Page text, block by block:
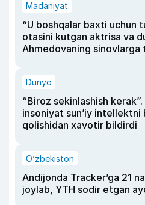
Madaniyat
“U boshqalar baxti uchun
otasini kutgan aktrisa va
Ahmedovaning sinovlarga
Dunyo
“Biroz sekinlashish
insoniyat sun’iy intellektni
qolishidan xavotir bildirdi
O‘zbekiston
Andijonda Tracker’ga 21
joylab, YTH sodir etgan